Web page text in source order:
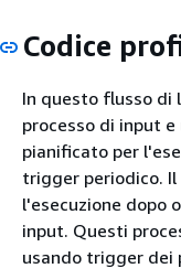
Codice
In questo flusso di
processo di input
pianificato per
trigger periodico.
l'esecuzione dopo
input. Questi
usando trigger dei